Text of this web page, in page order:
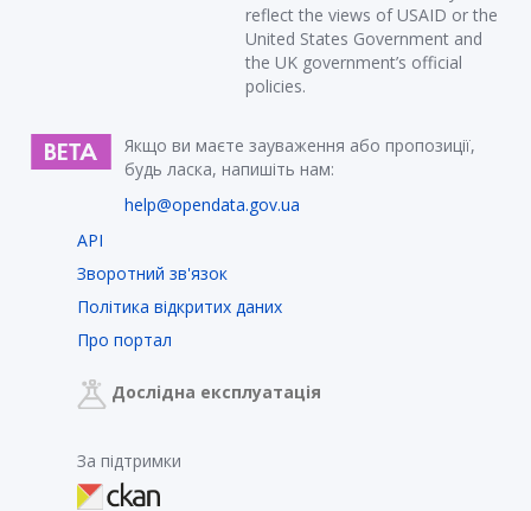
reflect the views of USAID or the
United States Government and
the UK government’s official
policies.
Якщо ви маєте зауваження або пропозиції,
будь ласка, напишіть нам:
help@opendata.gov.ua
API
Зворотний зв'язок
Політика відкритих даних
Про портал
Дослідна експлуатація
За підтримки